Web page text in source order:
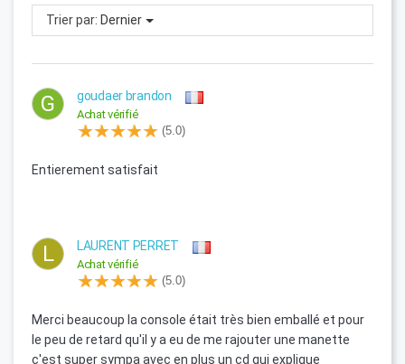
Trier par: Dernier
G goudaer brandon
Achat vérifié
(5.0)
Entierement satisfait
L LAURENT PERRET
Achat vérifié
(5.0)
Merci beaucoup la console était très bien emballé et pour
le peu de retard qu'il y a eu de me rajouter une manette
c'est super sympa avec en plus un cd qui explique